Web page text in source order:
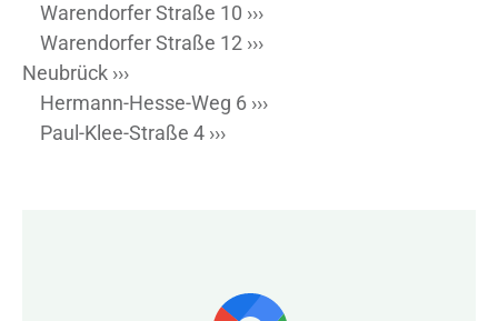
Warendorfer Straße 10 ›››
Warendorfer Straße 12 ›››
Neubrück ›››
Hermann-Hesse-Weg 6 ›››
Paul-Klee-Straße 4 ›››